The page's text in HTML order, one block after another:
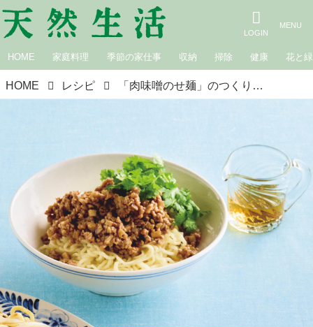
HOME 家庭料理 季節の家仕事 収納 掃除 健康 花と緑
HOME レシピ 「肉味噌のせ麺」のつくり方。さっとつくれる、暑い日の定番麺／飛田和緒さん